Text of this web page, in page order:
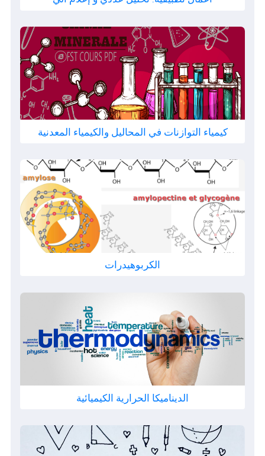
كيمياء التوازنات في المحاليل والكيمياء المعدنية
الكربوهيدرات
الديناميكا الحرارية الكيميائية